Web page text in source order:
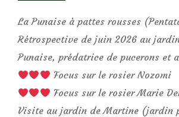
La Punaise à pattes rousses
Rétrospective de juin 2026 au
Punaise, prédatrice de pucerons et
Focus sur le rosier Nozomi
Focus sur le rosier Marie
Visite au jardin de Martine (jardin